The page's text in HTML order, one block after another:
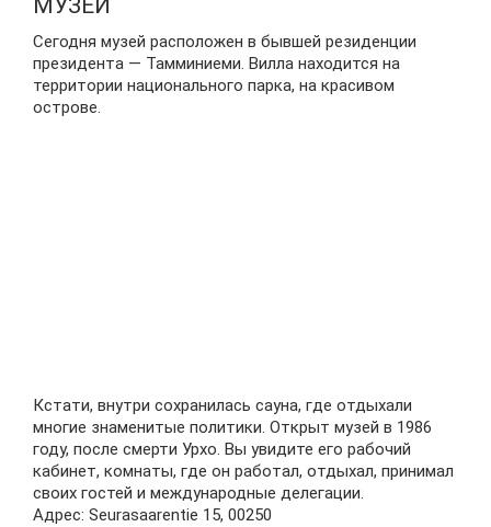
МУЗЕЙ
Сегодня музей расположен в бывшей резиденции
президента — Тамминиеми. Вилла находится на
территории национального парка, на красивом
острове.
Кстати, внутри сохранилась сауна, где отдыхали
многие знаменитые политики. Открыт музей в 1986
году, после смерти Урхо. Вы увидите его рабочий
кабинет, комнаты, где он работал, отдыхал, принимал
своих гостей и международные делегации.
Адрес: Seurasaarentie 15, 00250